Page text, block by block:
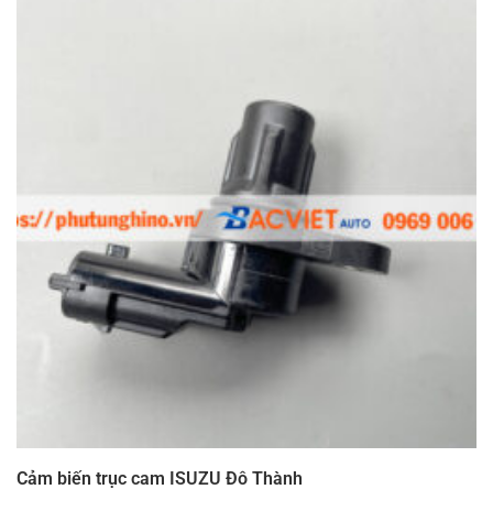
Cảm biến trục cam ISUZU Đô Thành